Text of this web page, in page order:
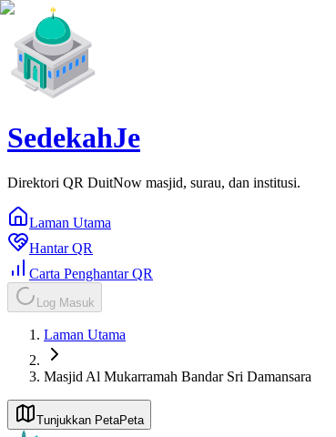
SedekahJe
Direktori QR DuitNow masjid, surau, dan institusi.
Laman Utama
Hantar QR
Carta Penghantar QR
Log Masuk
Laman Utama
Masjid Al Mukarramah Bandar Sri Damansara
Tunjukkan PetaPeta